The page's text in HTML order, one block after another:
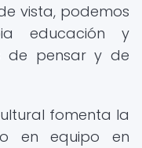
vista, podemos
educación y
de pensar y de
fomenta la
en equipo en